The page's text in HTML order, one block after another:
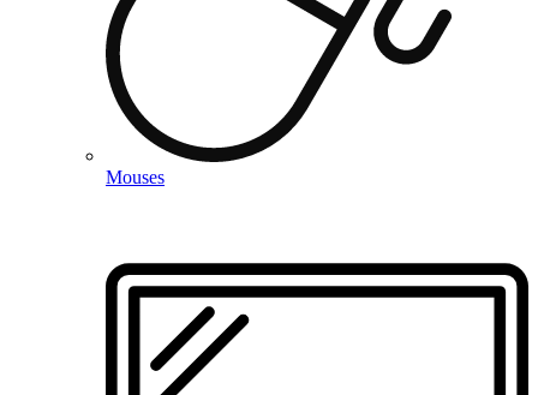
Mouses